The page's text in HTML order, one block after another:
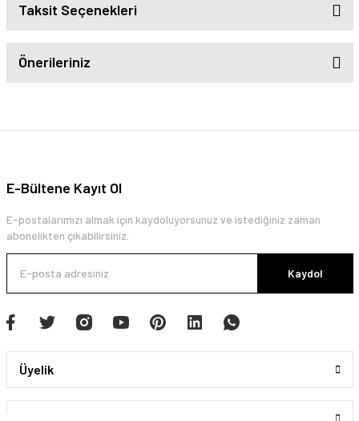
Taksit Seçenekleri
Önerileriniz
E-Bültene Kayıt Ol
E-postalarımızı almak için kaydoluyorsunuz ve istediğiniz zaman
abonelikten çıkabilirsiniz.
Kaydol
Üyelik